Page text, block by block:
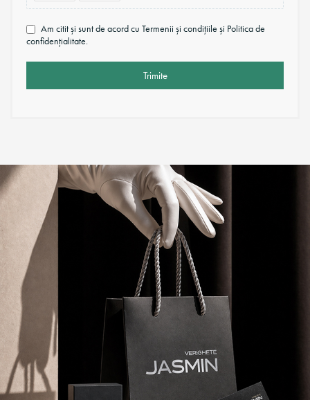
Am citit și sunt de acord cu Termenii și condițiile și Politica de
confidențialitate.
Trimite